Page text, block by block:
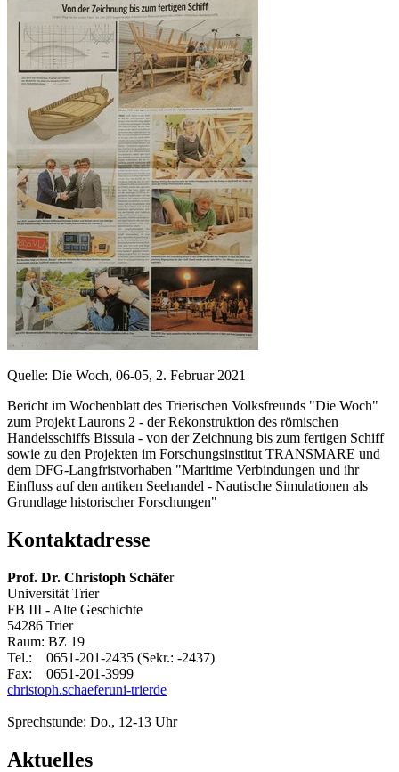
Quelle: Die Woch, 06-05, 2. Februar 2021
Bericht im Wochenblatt des Trierischen Volksfreunds "Die Woch"
zum Projekt Laurons 2 - der Rekonstruktion des römischen
Handelsschiffs Bissula - von der Zeichnung bis zum fertigen Schiff
sowie zu den Projekten im Forschungsinstitut TRANSMARE und
dem DFG-Langfristvorhaben "Maritime Verbindungen und ihr
Einfluss auf den antiken Seehandel - Nautische Simulationen als
Grundlage historischer Forschungen"
Kontaktadresse
Prof. Dr. Christoph Schäfer
Universität Trier
FB III - Alte Geschichte
54286 Trier
Raum: BZ 19
Tel.: 0651-201-2435 (Sekr.: -2437)
Fax: 0651-201-3999
christoph.schaeferuni-trierde
Sprechstunde: Do., 12-13 Uhr
Aktuelles